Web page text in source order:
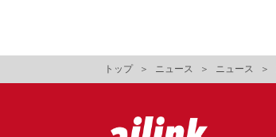
トップ ニュース ニュース